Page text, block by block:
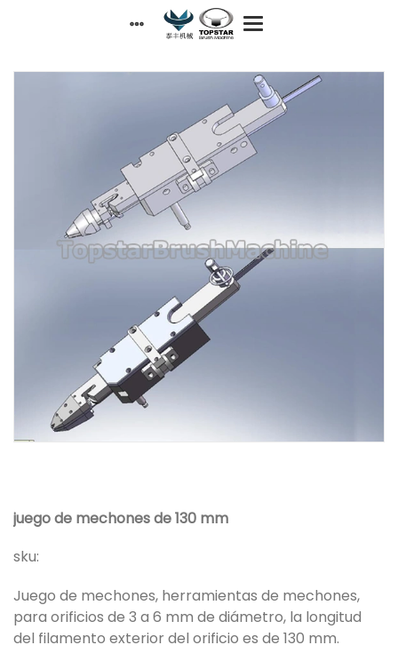
juego de mechones de 130 mm
sku:
Juego de mechones, herramientas de mechones,
para orificios de 3 a 6 mm de diámetro, la longitud
del filamento exterior del orificio es de 130 mm.